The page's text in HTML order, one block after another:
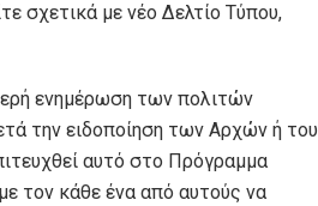
σχετικά με νέο Δελτίο Τύπου,
ενημέρωση των πολιτών
την ειδοποίηση των Αρχών ή του
αυτό στο Πρόγραμμα
τον κάθε ένα από αυτούς να